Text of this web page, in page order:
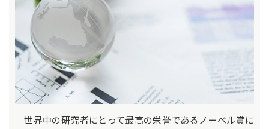
世界中の研究者にとって最高の栄誉であるノーベル賞に